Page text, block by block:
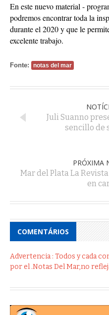
En este nuevo material -
podremos encontrar toda la
durante el 2020 y que le
excelente trabajo.
Fonte: notas del mar
Juli Suanno
sencillo de
PRÓXIMA
Mar del Plata La
en
COMENTÁRIOS
Advertencia : Todos y cada
por el .Notas Del Mar,no